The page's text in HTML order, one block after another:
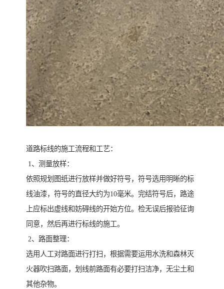
道路标线的施工流程和工艺：
1、测量放样：
依照规划图纸进行放样并做好符号，符号选用明晰的标
线油漆，符号的直径大约为10毫米。完结符号后，路途
上应标出虚线和妨碍线的开始方位。检无误后报验征询
同意，然后再进行标线的施工。
2、路面整理：
选用人工对路面进行打扫，根据需要运用水洗和森林灭
火器吹扫路面，划线前路面有必要打扫洁净，无尘土和
其他杂物。